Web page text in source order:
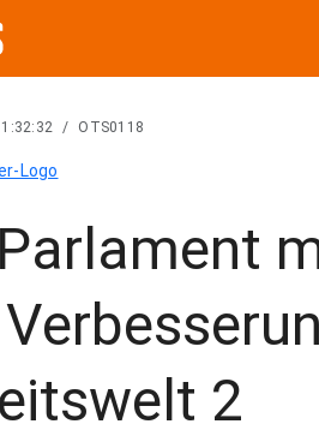
/ OTS0118
2